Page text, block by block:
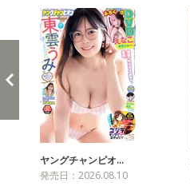
ヤングチャンピオ…
発売日：2026.08.10